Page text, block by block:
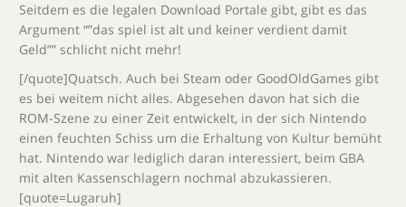
Seitdem es die legalen Download Portale gibt, gibt es das
Argument “”das spiel ist alt und keiner verdient damit
Geld”” schlicht nicht mehr!
[/quote]Quatsch. Auch bei Steam oder GoodOldGames gibt
es bei weitem nicht alles. Abgesehen davon hat sich die
ROM-Szene zu einer Zeit entwickelt, in der sich Nintendo
einen feuchten Schiss um die Erhaltung von Kultur bemüht
hat. Nintendo war lediglich daran interessiert, beim GBA
mit alten Kassenschlagern nochmal abzukassieren.
[quote=Lugaruh]